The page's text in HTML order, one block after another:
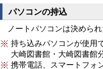
パソコンの持込
ノートパソコンは決めら
持ち込みパソコンが使用
大崎図書館・大崎図書館
携帯電話、スマートフォ